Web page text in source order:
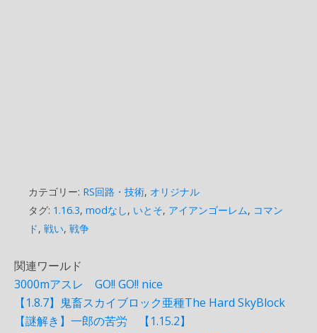
カテゴリー: RS回路・技術, オリジナル
タグ: 1.16.3, modなし, いとそ, アイアンゴーレム, コマン
ド, 戦い, 戦争
関連ワールド
3000mアスレ GO!! GO!! nice
【1.8.7】鬼畜スカイブロック亜種The Hard SkyBlock
【謎解き】一郎の苦労 【1.15.2】